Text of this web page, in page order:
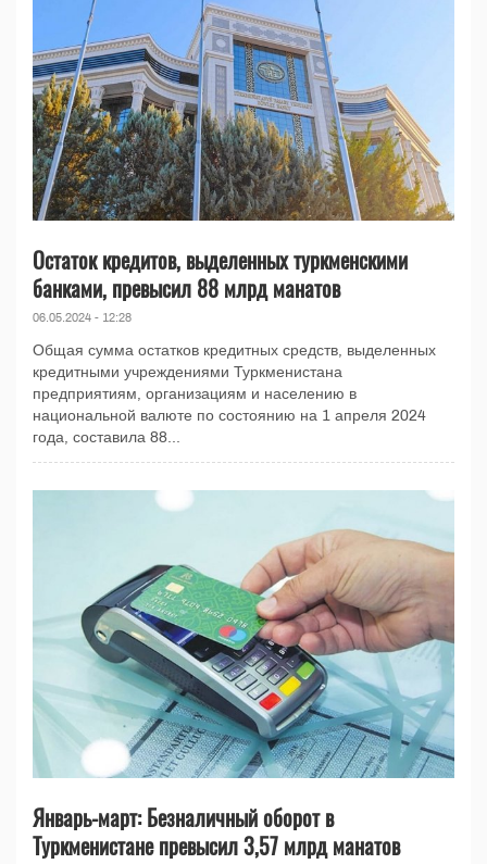
Остаток кредитов, выделенных туркменскими
банками, превысил 88 млрд манатов
06.05.2024 - 12:28
Общая сумма остатков кредитных средств, выделенных
кредитными учреждениями Туркменистана
предприятиям, организациям и населению в
национальной валюте по состоянию на 1 апреля 2024
года, составила 88...
Январь-март: Безналичный оборот в
Туркменистане превысил 3,57 млрд манатов